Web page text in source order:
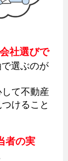
社選びで
選ぶのが
て不動産
けること
者の実